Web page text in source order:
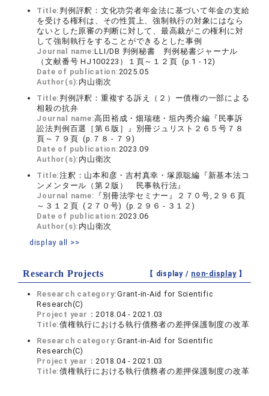
Title: 判例評釈：文化功労者年金法に基づいて年金の支給
を受ける権利は、その性質上、強制執行の対象にはなら
ないとした原審の判断に対して、最高裁がこの権利に対
して強制執行をすることができるとした事例
Journal name:LLI/DB 判例秘書 判例秘書ジャーナル
（文献番号 HJ100223）１頁～１２頁 (p.1 - 12)
Date of publication:2025.05
Author(s): 内山衛次
Title: 判例評釈：重複する訴え（２）ー債権の一部による
相殺の抗弁
Journal name:高田裕成・畑瑞穂・垣内秀介編『民事訴
訟法判例百選［第６版］』別冊ジュリスト２６５号７８
頁～７９頁 (p.７８ - ７９)
Date of publication:2023.09
Author(s): 内山衛次
Title:注釈：山本和彦・吉村真幸・塚原聡編『新基本法コ
ンメンタール（第２版） 民事執行法』
Journal name: 『別冊法学セミナー』２７０号,２９６頁
～３１２頁 (２７０号) (p.２９６ - ３１２)
Date of publication:2023.06
Author(s): 内山衛次
display all >>
Research Projects 【 display / non-display】
Research category:Grant-in-Aid for Scientific
Research(C)
Project year：2018.04 - 2021.03
Title:債権執行における執行債務者の差押保護制度の改革
Research category:Grant-in-Aid for Scientific
Research(C)
Project year：2018.04 - 2021.03
Title:債権執行における執行債務者の差押保護制度の改革